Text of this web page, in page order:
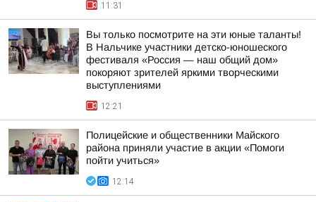
11:31
Вы только посмотрите на эти юные таланты!
В Нальчике участники детско-юношеского
фестиваля «Россия — наш общий дом»
покоряют зрителей яркими творческими
выступлениями
12:21
Полицейские и общественники Майского
района приняли участие в акции «Помоги
пойти учиться»
12:14